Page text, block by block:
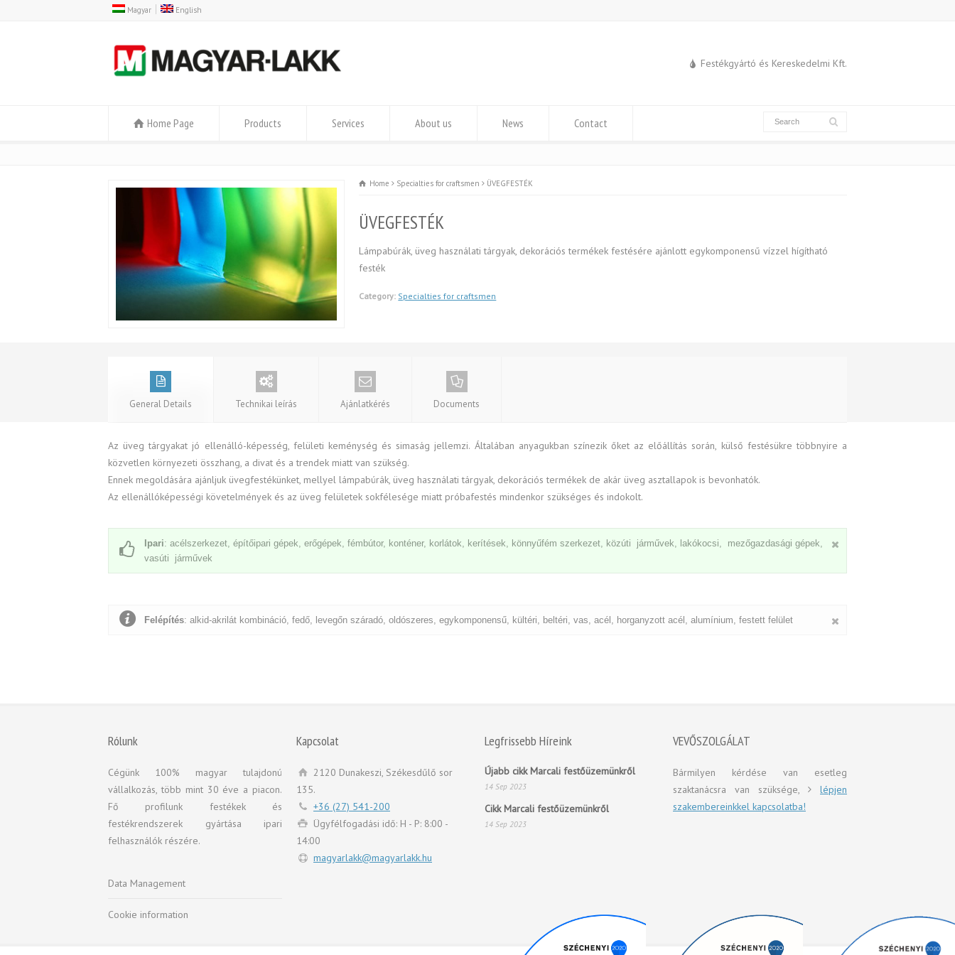
Magyar English
Festékgyártó és Kereskedelmi Kft.
Home Page Products Services About us News Contact
Home Specialties for craftsmen ÜVEGFESTÉK
ÜVEGFESTÉK
Lámpabúrák, üveg használati tárgyak, dekorációs termékek festésére ajánlott egykomponensű vízzel hígítható
festék
Category: Specialties for craftsmen
General Details Technikai leírás Ajánlatkérés Documents
Az üveg tárgyakat jó ellenálló-képesség, felületi keménység és simaság jellemzi. Általában anyagukban színezik őket az előállítás során, külső festésükre többnyire a
közvetlen környezeti összhang, a divat és a trendek miatt van szükség.
Ennek megoldására ajánljuk üvegfestékünket, mellyel lámpabúrák, üveg használati tárgyak, dekorációs termékek de akár üveg asztallapok is bevonhatók.
Az ellenállóképességi követelmények és az üveg felületek sokfélesége miatt próbafestés mindenkor szükséges és indokolt.
Ipari: acélszerkezet, építőipari gépek, erőgépek, fémbútor, konténer, korlátok, kerítések, könnyűfém szerkezet, közúti járművek, lakókocsi, mezőgazdasági gépek,
vasúti járművek
Felépítés: alkid-akrilát kombináció, fedő, levegőn száradó, oldószeres, egykomponensű, kültéri, beltéri, vas, acél, horganyzott acél, alumínium, festett felület
Rólunk
Cégünk 100% magyar tulajdonú
vállalkozás, több mint 30 éve a piacon.
Fő profilunk festékek és
festékrendszerek gyártása ipari
felhasználók részére.
Data Management
Cookie information
Kapcsolat
2120 Dunakeszi, Székesdűlő sor
135.
+36 (27) 541-200
Ügyfélfogadási idő: H - P: 8:00 -
14:00
magyarlakk@magyarlakk.hu
Legfrissebb Híreink
Újabb cikk Marcali festőüzemünkről
14 Sep 2023
Cikk Marcali festőüzemünkről
14 Sep 2023
VEVŐSZOLGÁLAT
Bármilyen kérdése van esetleg
szaktanácsra van szüksége,
lépjen
szakembereinkkel kapcsolatba!